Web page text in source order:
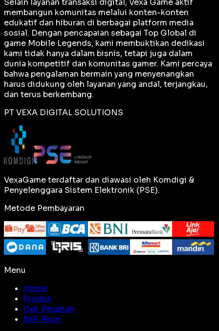
membangun komunitas melalui konten-konten
edukatif dan hiburan di berbagai platform media
sosial. Dengan pencapaian sebagai Top Global di
game Mobile Legends, kami membuktikan dedikasi
kami tidak hanya dalam bisnis, tetapi juga dalam
dunia kompetitif dan komunitas gamer. Kami percaya
bahwa pengalaman bermain yang menyenangkan
harus didukung oleh layanan yang andal, terjangkau,
dan terus berkembang.
PT VEXA DIGITAL SOLUTIONS
VexaGame terdaftar dan diawasi oleh Komdigi &
Penyelenggara Sistem Elektronik (PSE).
Metode Pembayaran
Menu
Home
Produk
Cek Pesanan
Beli Akun